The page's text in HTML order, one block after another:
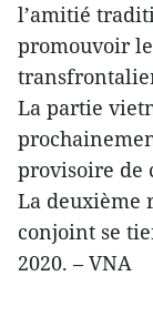
l’amitié
promouvoir
La partie
provisoire de
La deuxième
conjoint se
2020. – VNA